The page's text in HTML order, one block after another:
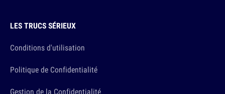
LES TRUCS SÉRIEUX
Conditions d'utilisation
Politique de Confidentialité
Gestion de la Confidentialité